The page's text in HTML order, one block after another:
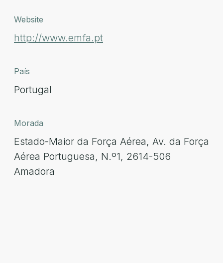
Website
http://www.emfa.pt
País
Portugal
Morada
Estado-Maior da Força Aérea, Av. da Força
Aérea Portuguesa, N.º1, 2614-506
Amadora